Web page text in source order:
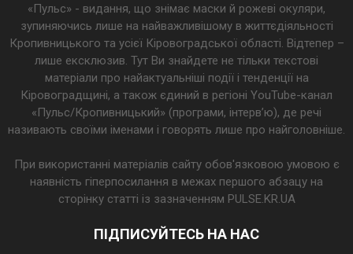
«Пульс» - видання, що знімає маски й рожеві окуляри,
зупиняючись лише на найважливішому в життєдіяльності
Кропивницького та усієї Кіровоградської області. Відтепер –
лише ексклюзив. Тут Ви знайдете не тільки текстові
матеріали про найактуальніші події і тенденції на
Кіровоградщині, а також єдиний в регіоні YouTube-канал
«Пульс/Кропивницький» (програми, інтерв’ю), де речі
називають своїми іменами і говорять лише про найголовніше.
При використанні матеріалів сайту обов'язковою умовою є
наявність гіперпосилання в межах першого абзацу на
сторінку статті із зазначенням PULSE.KR.UA
ПІДПИСУЙТЕСЬ НА НАС